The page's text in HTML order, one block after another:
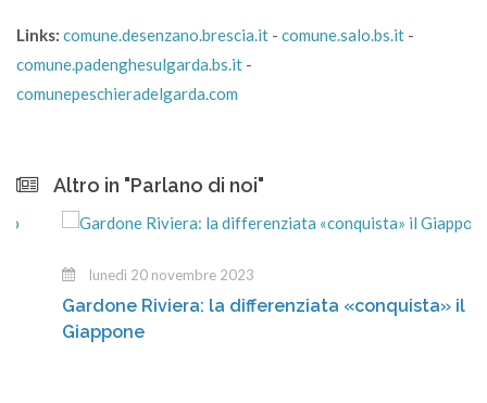
Links: comune.desenzano.brescia.it - comune.salo.bs.it -
comune.padenghesulgarda.bs.it -
comunepeschieradelgarda.com
Altro in "Parlano di noi"
lunedì 20 novembre 2023
Gardone Riviera: la differenziata «conquista» il
Giappone